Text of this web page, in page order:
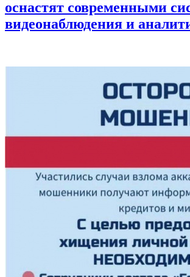
оснастят современными
видеонаблюдения и